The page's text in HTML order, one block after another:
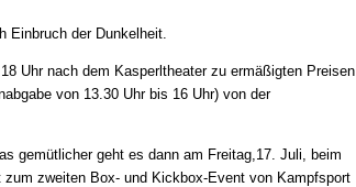
Einbruch der Dunkelheit.
Uhr nach dem Kasperltheater zu ermäßigten Preisen
von 13.30 Uhr bis 16 Uhr) von der
gemütlicher geht es dann am Freitag,17. Juli, beim
zweiten Box- und Kickbox-Event von Kampfsport